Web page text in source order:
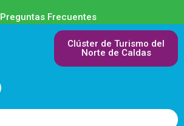
Preguntas Frecuentes
Clúster de Turismo del
Norte de Caldas